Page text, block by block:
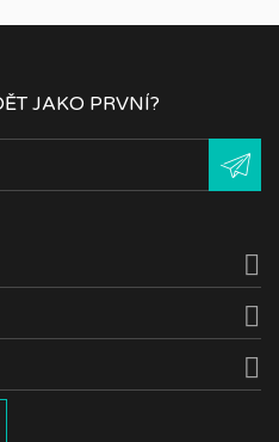
JAKO PRVNÍ?


